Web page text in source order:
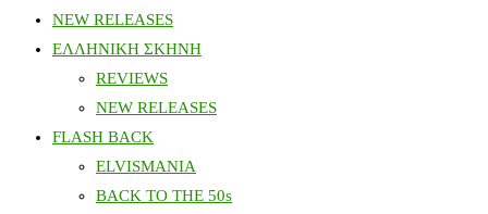
NEW RELEASES
ΕΛΛΗΝΙΚΗ ΣΚΗΝΗ
REVIEWS
NEW RELEASES
FLASH BACK
ELVISMANIA
BACK TO THE 50s